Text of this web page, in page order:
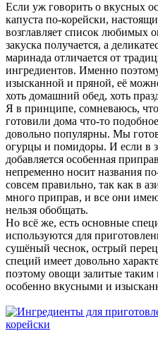
Если уж говорить о вкусных
капуста по-корейски,
возглавляет список любимых
закуска получается, а
маринада отличается от
ингредиентов. Именно
изысканной и пряной, её
хоть домашний обед, хоть
Я в принципе, сомневаюсь,
готовили дома что-то
довольно популярны. Мы
огурцы и помидоры. И если в
добавляется особенная
непременно носит названия
совсем правильно, так как в
много приправ, и все они
нельзя обобщать.
Но всё же, есть основные
используются для
сушёный чеснок, острый
специй имеет довольно
поэтому овощи залитые таким
особенно вкусными и